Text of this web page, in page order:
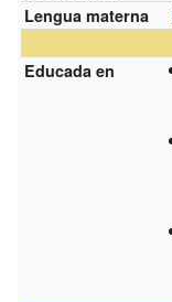
Lengua materna
Educada en